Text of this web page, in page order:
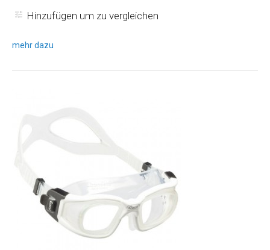
Hinzufügen um zu vergleichen
mehr dazu